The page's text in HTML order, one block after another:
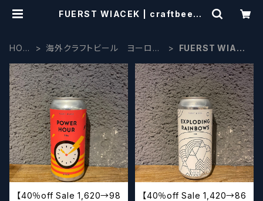
FUERST WIACEK | craftbeers
HOM
海外クラフトビール ヨーロッ
FUERST WIACE
【40％off Sale 1,620→98
【40％off Sale 1,420→86